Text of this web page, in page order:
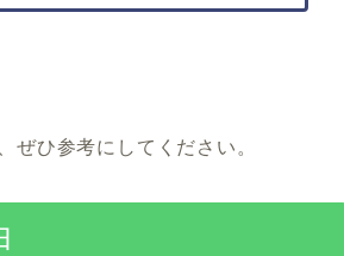
ぜひ参考にしてください。